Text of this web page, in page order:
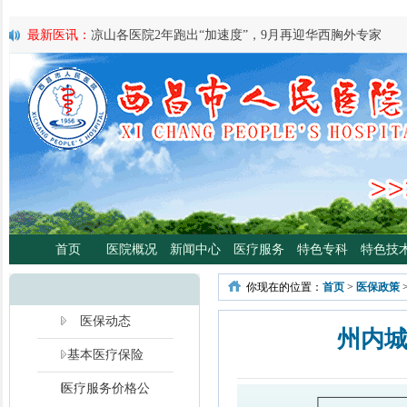
最新医讯： 凉山各医院2年跑出“加速度”，9月再迎华西胸外专家
最新医讯：紧急通知
最新医讯：好消息！四川大学华西医院泌尿外科专家魏强教授来院
最新医讯：西昌市人民总医院携手省科学普及专委会开展卫生下乡
宣传活动
最新医讯：西昌市人民医院耳鼻咽喉头颈外科将于3月3日开展“全国
日”义诊活动
最新医讯： 重磅消息！2月21日起，四川大学华西医院泌尿外科魏强
将定期到西昌市人民医院开展门诊、手术
最新医讯：西昌市人民医院胃肠肿瘤专病门诊开诊！
最新医讯：西昌市人民医院开展日间蓝光治疗门诊 轻度“小黄人”，
分离、不住院就能照蓝光啦！
最新医讯：好消息！西昌市人民医院高压氧舱运行啦
【义诊预告】西昌市人民医院大型义诊活动，5月7日约
首页 医院概况 新闻中心 医疗服务 特色专科 特色技
医保动态
基本医疗保险
医疗服务价格公
你现在的位置： 首页 > 医保政策
州内